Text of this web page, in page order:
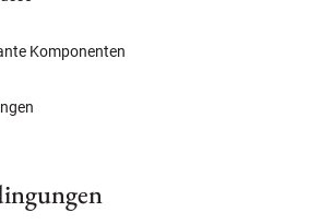
Komponenten